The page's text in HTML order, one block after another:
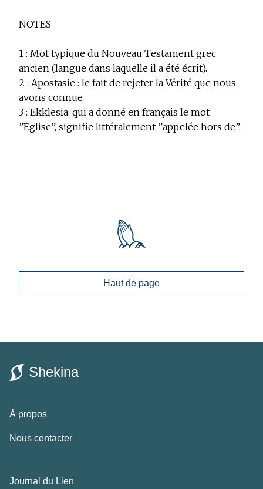
NOTES
1 : Mot typique du Nouveau Testament grec
ancien (langue dans laquelle il a été écrit).
2 : Apostasie : le fait de rejeter la Vérité que nous
avons connue
3 : Ekklesia, qui a donné en français le mot
”Eglise”, signifie littéralement ”appelée hors de”.
Haut de page
Shekina
À propos
Nous contacter
Journal du Lien